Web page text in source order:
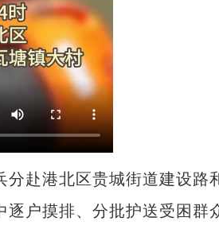
赴港北区贵城街道建设路
逐户摸排、分批护送受困群